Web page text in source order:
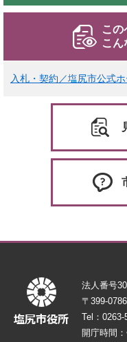
この
こん
入札・契約／塩尻市公式
法人番号
〒399-
Tel：0263-
開庁時間